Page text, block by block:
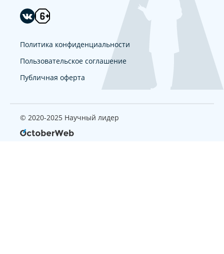
Политика конфиденциальности
Пользовательское соглашение
Публичная оферта
© 2020-2025 Научный лидер